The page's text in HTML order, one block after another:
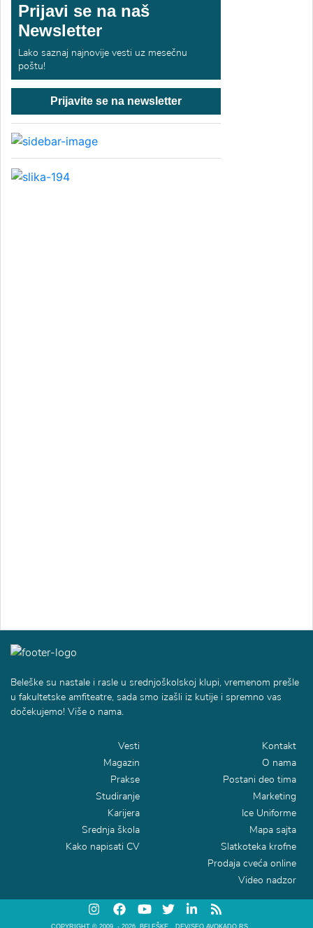
Prijavi se na naš
Newsletter
Lako saznaj najnovije vesti uz mesečnu
poštu!
Prijavite se na newsletter
Beleške su nastale i rasle u srednjoškolskoj klupi, vremenom prešle
u fakultetske amfiteatre, sada smo izašli iz kutije i spremno vas
dočekujemo! Više o nama.
Vesti
Magazin
Prakse
Studiranje
Karijera
Srednja škola
Kako napisati CV
Kontakt
O nama
Postani deo tima
Marketing
Ice Uniforme
Mapa sajta
Slatkoteka krofne
Prodaja cveća online
Video nadzor
COPYRIGHT © 2009. - 2026. BELEŠKE DEV/SEO AVOKADO.RS